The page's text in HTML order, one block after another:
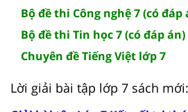
Bộ đề thi Công nghệ 7 (có đáp
Bộ đề thi Tin học 7 (có đáp án)
Chuyên đề Tiếng Việt lớp 7
Lời giải bài tập lớp 7 sách mới: